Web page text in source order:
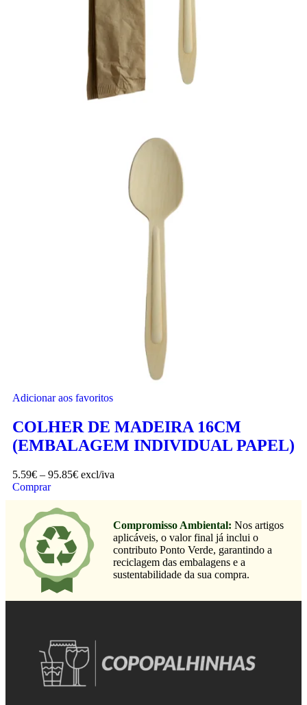
Adicionar aos favoritos
COLHER DE MADEIRA 16CM
(EMBALAGEM INDIVIDUAL PAPEL)
5.59€ – 95.85€ excl/iva
Comprar
Compromisso Ambiental: Nos artigos
aplicáveis, o valor final já inclui o
contributo Ponto Verde, garantindo a
reciclagem das embalagens e a
sustentabilidade da sua compra.